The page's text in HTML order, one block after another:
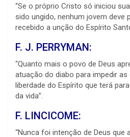
“Se o próprio Cristo só iniciou
sido ungido, nenhum jovem deve
recebido a unção do Espírito
F. J. PERRYMAN:
“Quanto mais o povo de Deus
atuação do diabo para impedir
liberdade do Espírito que terá
da vida”.
F. LINCICOME:
“Nunca foi intenção de Deus que